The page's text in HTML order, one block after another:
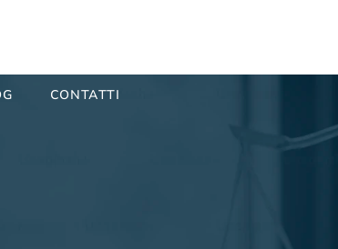
CONTATTI